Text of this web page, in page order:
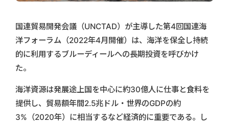
国連貿易開発会議（UNCTAD）が主導した第4回国連海
洋フォーラム（2022年4月開催）は、海洋を保全し持続
的に利用するブルーディールへの長期投資を呼びかけ
た。
海洋資源は発展途上国を中心に約30億人に仕事と食料を
提供し、貿易額年間2.5兆ドル・世界のGDPの約
3%（2020年）に相当するなど経済的に重要である。し